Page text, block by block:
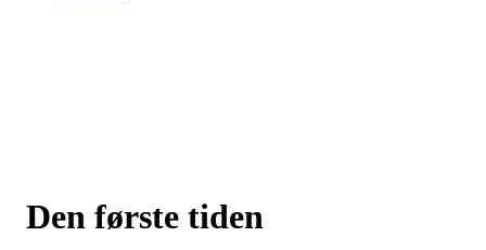
Den første tiden